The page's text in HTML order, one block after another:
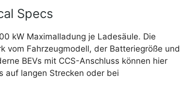
Specs
kW Maximalladung je Ladesäule. Die
vom Fahrzeugmodell, der Batteriegröße und
BEVs mit CCS-Anschluss können hier
auf langen Strecken oder bei